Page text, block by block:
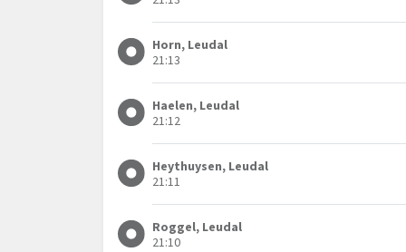
Horn, Leudal
21:13
Haelen, Leudal
21:12
Heythuysen, Leudal
21:11
Roggel, Leudal
21:10